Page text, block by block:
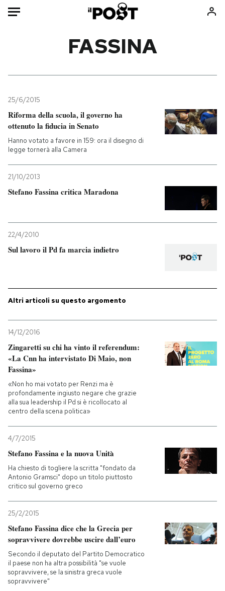
Mondo
Politica
Tecnologia
Internet
Consumismi
Ok Boomer!
PODCAST
SHOP
AREA PERSONALE
FASSINA
25/6/2015
Riforma della scuola, il governo ha
ottenuto la fiducia in Senato
Hanno votato a favore in 159: ora il disegno di
legge tornerà alla Camera
21/10/2013
Stefano Fassina critica Maradona
22/4/2010
Sul lavoro il Pd fa marcia indietro
Altri articoli su questo argomento
14/12/2016
Zingaretti su chi ha vinto il referendum:
«La Cnn ha intervistato Di Maio, non
Fassina»
«Non ho mai votato per Renzi ma è
profondamente ingiusto negare che grazie
alla sua leadership il Pd si è ricollocato al
centro della scena politica»
4/7/2015
Stefano Fassina e la nuova Unità
Ha chiesto di togliere la scritta "fondato da
Antonio Gramsci" dopo un titolo piuttosto
critico sul governo greco
25/2/2015
Stefano Fassina dice che la Grecia per
sopravvivere dovrebbe uscire dall’euro
Secondo il deputato del Partito Democratico
il paese non ha altra possibilità "se vuole
sopravvivere, se la sinistra greca vuole
sopravvivere"